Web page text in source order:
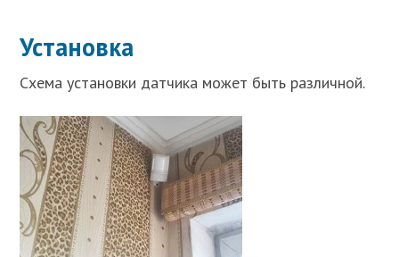
Установка
Схема установки датчика может быть различной.